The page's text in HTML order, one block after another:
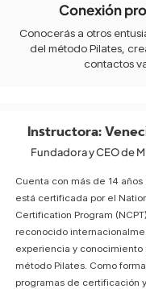
Conexión
Conocerás a otros
del método Pilates,
contactos
Instructora:
Fundadora y CEO de
Cuenta con más de 14
está certificada por el
Certification Program
reconocido
experiencia y conocimiento
método Pilates. Como
programas de certificación